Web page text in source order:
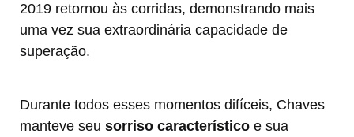
2019 retornou às corridas, demonstrando mais
uma vez sua extraordinária capacidade de
superação.
Durante todos esses momentos difíceis, Chaves
manteve seu sorriso característico e sua